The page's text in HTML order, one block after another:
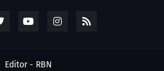
Editor - RBN